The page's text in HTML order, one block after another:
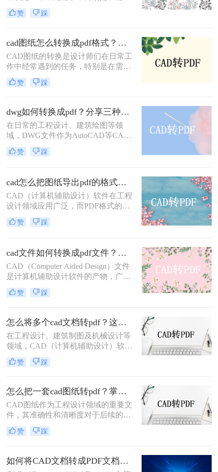
转换方式。
将图纸分享给不同平台或设备上的团
队成员时。PDF格式因其兼容性和稳
择。那么怎么把cad图纸转换成pdf
呢？本文将介绍四种将CAD图纸转换
为PDF的方法。
赞 踩
cad图纸怎么转换成pdf格式？教你三招解决！
CAD图纸的转换是设计师们在日常工
作中经常遇到的任务，特别是在需要
将设计成果分享给客户或团队成员
时，PDF格式因其广泛的兼容性和出
么转换成pdf格式呢？本文将介绍三种
将CAD图纸转换成PDF格式的方法。
赞 踩
dwg如何转换成pdf？分享三种常用的转换方法！
在日常的工程设计、建筑绘图等领
域，DWG文件作为AutoCAD等CAD
软件的标准文件格式，广泛应用于图
纸的创建和编辑。然而，为了更方便
DWG文件转换成PDF格式。那么
DWG如何转换成PDF呢？本文将介绍
三种将DWG转换成PDF的方法。
赞 踩
cad怎么把图纸导出pdf的格式？教你四个方法！
CAD（计算机辅助设计）软件在工程
设计领域应用广泛，而PDF格式的文
件因其跨平台、易阅读的特性，常被
用于文件分享和存档。因此，将CAD
多。那么CAD怎么把图纸导出PDF的
格式呢？本文将介绍四种常用的方
法，帮助您轻松实现CAD图纸到PDF
的转换。
赞 踩
cad文件如何转换成pdf文件？三种快速实用的方法！
CAD（Computer Aided Design）文件
是计算机辅助设计软件的产物，广泛
应用于工程设计、机械制图、建筑设
计等领域。然而，由于CAD文件的特
面临兼容性问题。将CAD文件转换为
PDF格式是一种有效的解决方案，因
为PDF文件具有广泛的兼容性和良好
的排版保持性。那么cad文件如何转换
成pdf文件呢？以下是将CAD文件转
换为PDF文件的几种方法。
赞 踩
怎么将多个cad文档转pdf？这三种方法最好用！
在工程设计、建筑制图及机械设计等
领域，CAD（计算机辅助设计）软件
是不可或缺的工具。然而，在需要将
多个CAD文档分享给非CAD软件用户
PDF格式成为了一个常见的需求。
PDF格式以其良好的兼容性和稳定
性，确保了文档在不同设备和软件中
的一致呈现。那么怎么将多个cad文档
转pdf呢？以下是将多个CAD文档转
换为PDF格式的几种方法。
赞 踩
怎么把一套cad图纸转pdf？掌握这3招就够了！
CAD图纸作为工程设计领域的重要文
件，其准确性和清晰度对于后续的设
计、施工及交流至关重要。然而，在
实际应用中，我们常常需要将CAD图
或存档。那么怎么把一套cad图纸转
pdf呢？以下，将详细介绍几种将一套
赞 踩
如何将CAD文档转成PDF文档？这三种转换方法快来了解下！